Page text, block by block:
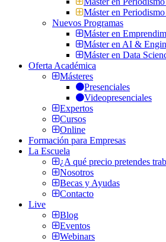
Máster en
Nuevos Programas
Máster en
Máster en AI &
Máster en Data
Oferta Académica
Másteres
Presenciales
Videopresenciales
Expertos
Cursos
Online
Formación para Empresas
La Escuela
¿A qué precio pretendes
Nosotros
Becas y Ayudas
Contacto
Live
Blog
Eventos
Webinars